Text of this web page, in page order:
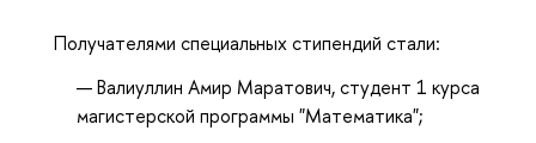
Получателями специальных стипендий стали:
Валиуллин Амир Маратович, студент 1 курса
магистерской программы "Математика";